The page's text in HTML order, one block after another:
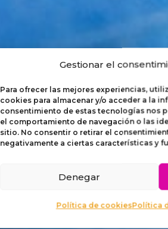
Gestionar el
Para ofrecer las mejores experiencias,
cookies para almacenar y/o acceder a la
consentimiento de estas tecnologías nos
el comportamiento de navegación o las
sitio. No consentir o retirar el
negativamente a ciertas características y
Denegar
Política de cookiesPolítica